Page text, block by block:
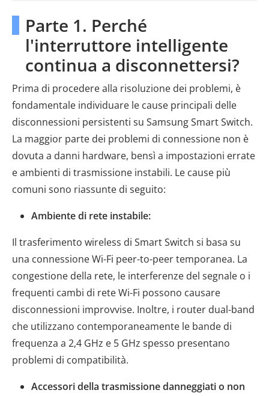
Parte 1. Perché
l'interruttore intelligente
continua a disconnettersi?
Prima di procedere alla risoluzione dei problemi, è
fondamentale individuare le cause principali delle
disconnessioni persistenti su Samsung Smart Switch.
La maggior parte dei problemi di connessione non è
dovuta a danni hardware, bensì a impostazioni errate
e ambienti di trasmissione instabili. Le cause più
comuni sono riassunte di seguito:
Ambiente di rete instabile:
Il trasferimento wireless di Smart Switch si basa su
una connessione Wi-Fi peer-to-peer temporanea. La
congestione della rete, le interferenze del segnale o i
frequenti cambi di rete Wi-Fi possono causare
disconnessioni improvvise. Inoltre, i router dual-band
che utilizzano contemporaneamente le bande di
frequenza a 2,4 GHz e 5 GHz spesso presentano
problemi di compatibilità.
Accessori della trasmissione danneggiati o non